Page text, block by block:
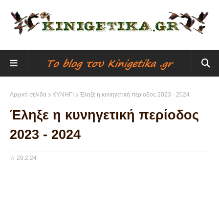
Αρχική σελίδα ΚΥΝΗΓΙ Έληξε η κυνηγετική περίοδος 2023 - 2024
Έληξε η κυνηγετική περίοδος
2023 - 2024
☆ 29.2.24